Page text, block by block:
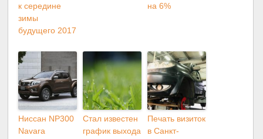
к середине
зимы
будущего 2017
на 6%
Ниссан NP300
Navara
Стал известен
график выхода
Печать визиток
в Санкт-